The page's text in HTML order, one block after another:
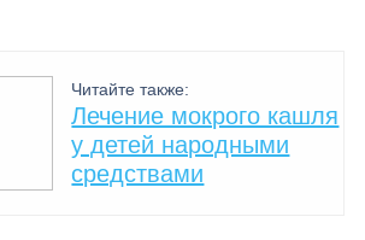
Читайте также:
Лечение мокрого кашля
у детей народными
средствами